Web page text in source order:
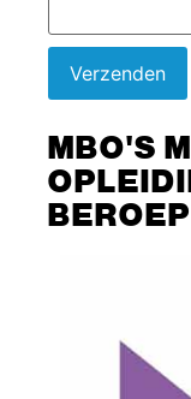
Verzenden
MBO'S
BEROEP